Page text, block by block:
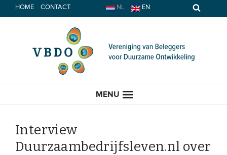
Spring
naar
HOME CONTACT NL EN
MENU
HOME
Interview
Duurzaambedrijfsleven.nl over